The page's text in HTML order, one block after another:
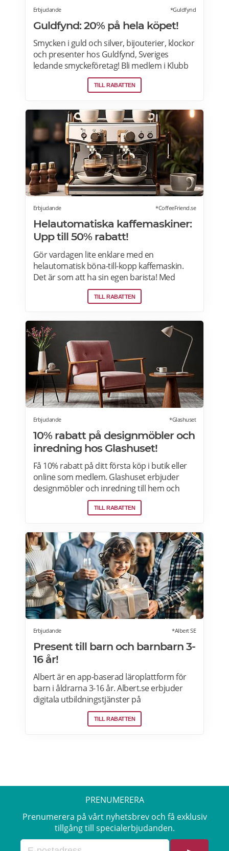
Erbjudande *Guldfynd
Guldfynd: 20% på hela köpet!
Smycken i guld och silver, bijouterier, klockor
och presenter hos Guldfynd, Sveriges
ledande smyckeföretag! Bli medlem i Klubb
Guldfynd och få 15% rabatt på ditt första köp
online. Läs mer om Gulfynds erbjudanden
TILL RABATTEN
Erbjudande *CoffeeFriend.se
Helautomatiska kaffemaskiner:
Upp till 50% rabatt!
Gör vardagen lite enklare med en
helautomatisk böna-till-kopp kaffemaskin.
Det är som att ha sin egen barista! Med
kaffemaskiner har du möjlighet att finjustera
styrka, temperatur, arominställning
erbjudanden på kaffemaskiner här.
TILL RABATTEN
Erbjudande *Glashuset
10% rabatt på designmöbler och
inredning hos Glashuset!
Få 10% rabatt på ditt första köp i butik eller
online som medlem. Glashuset erbjuder
designmöbler och inredning till hem och
trädgård. Upptäck bland annat Fritz Hansen,
Audo Copenhagen, Louis Poulsen,
pensionärsrabatter och erbjudanden på
Glashuset här.
TILL RABATTEN
Erbjudande *Albert SE
Present till barn och barnbarn 3-
16 år!
Albert är en app-baserad läroplattform för
barn i åldrarna 3-16 år. Albert.se erbjuder
digitala utbildningstjänster på
prenumerationsbasis i matematik, svenska,
engelska, programmering och geografi.
TILL RABATTEN
PRENUMERERA
Prenumerera på vårt nyhetsbrev och få exklusiv
tillgång till specialerbjudanden.